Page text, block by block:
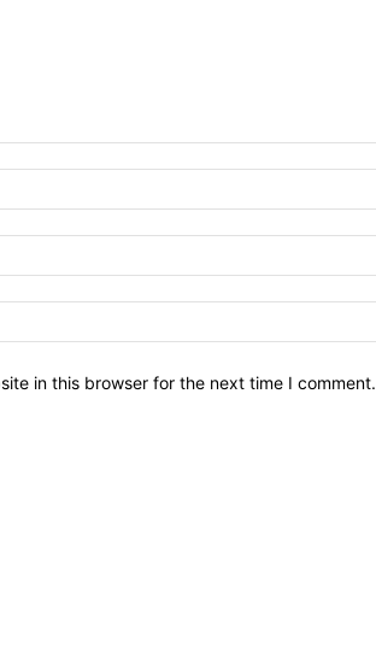
in this browser for the next time I comment.